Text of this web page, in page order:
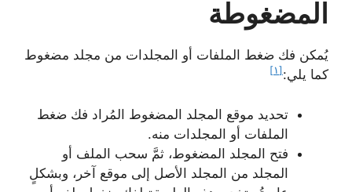
المضغوطة
يُمكن فك ضغط الملفات أو المجلدات من مجلد مضغوط
كما يلي: [١]
تحديد موقع المجلد المضغوط المُراد فك ضغط
الملفات أو المجلدات منه.
فتح المجلد المضغوط، ثمَّ سحب الملف أو
المجلد من المجلد الأصل إلى موقع آخر، وبشكلٍ